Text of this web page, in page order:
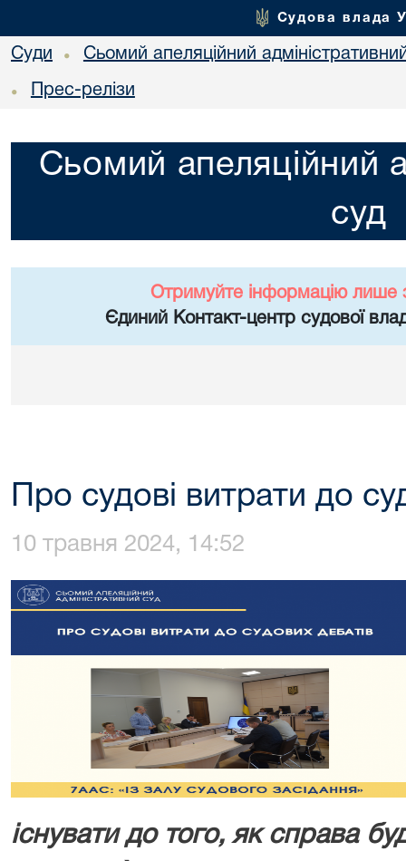
Судова влада
Суди • Сьомий апеляційний
• Прес-релізи
Сьомий апеляційний
суд
Отримуйте інформацію лише
Єдиний Контакт-центр судової
Про судові витрати до
10 травня 2024, 14:52
існувати до того, як справа